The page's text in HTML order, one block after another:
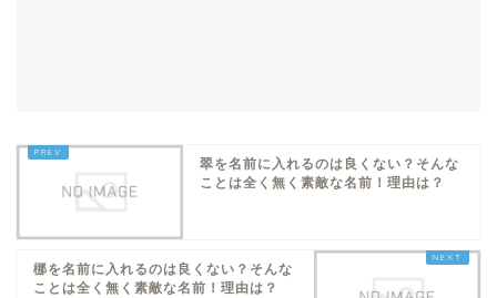
翠を名前に入れるのは良くない？そんな
ことは全く無く素敵な名前！理由は？
梛を名前に入れるのは良くない？そんな
ことは全く無く素敵な名前！理由は？